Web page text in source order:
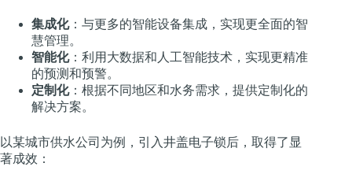
集成化：与更多的智能设备集成，实现更全面的智
慧管理。
智能化：利用大数据和人工智能技术，实现更精准
的预测和预警。
定制化：根据不同地区和水务需求，提供定制化的
解决方案。
以某城市供水公司为例，引入井盖电子锁后，取得了显
著成效：